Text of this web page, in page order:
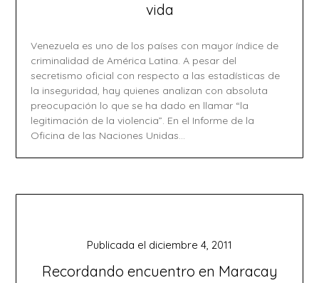
vida
Venezuela es uno de los países con mayor índice de
criminalidad de América Latina. A pesar del
secretismo oficial con respecto a las estadísticas de
la inseguridad, hay quienes analizan con absoluta
preocupación lo que se ha dado en llamar “la
legitimación de la violencia”. En el Informe de la
Oficina de las Naciones Unidas…
Recordando encuentro en Maracay
Publicada el diciembre 4, 2011